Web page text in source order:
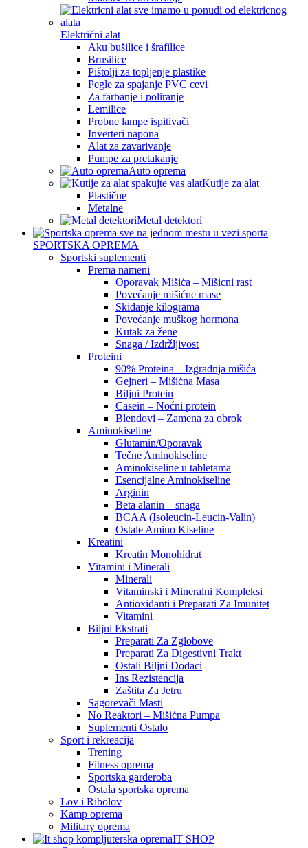
Električni alat
Aku bušilice i šrafilice
Brusilice
Pištolji za topljenje plastike
Pegle za spajanje PVC cevi
Za farbanje i poliranje
Lemilice
Probne lampe ispitivači
Inverteri napona
Alat za zavarivanje
Pumpe za pretakanje
Auto oprema
Kutije za alat
Plastične
Metalne
Metal detektori
SPORTSKA OPREMA
Sportski suplementi
Prema nameni
Oporavak Mišića – Mišicni rast
Povećanje mišićne mase
Skidanje kilograma
Povećanje muškog hormona
Kutak za žene
Snaga / Izdržljivost
Proteini
90% Proteina – Izgradnja mišića
Gejneri – Mišićna Masa
Biljni Protein
Casein – Noćni protein
Blendovi – Zamena za obrok
Aminokiseline
Glutamin/Oporavak
Tečne Aminokiseline
Aminokiseline u tabletama
Esencijalne Aminokiseline
Arginin
Beta alanin – snaga
BCAA (Isoleucin-Leucin-Valin)
Ostale Amino Kiseline
Kreatini
Kreatin Monohidrat
Vitamini i Minerali
Minerali
Vitaminski i Mineralni Kompleksi
Antioxidanti i Preparati Za Imunitet
Vitamini
Biljni Ekstrati
Preparati Za Zglobove
Preparati Za Digestivni Trakt
Ostali Biljni Dodaci
Ins Rezistencija
Zaštita Za Jetru
Sagorevači Masti
No Reaktori – Mišićna Pumpa
Suplementi Ostalo
Sport i rekreacija
Trening
Fitness oprema
Sportska garderoba
Ostala sportska oprema
Lov i Ribolov
Kamp oprema
Military oprema
IT SHOP